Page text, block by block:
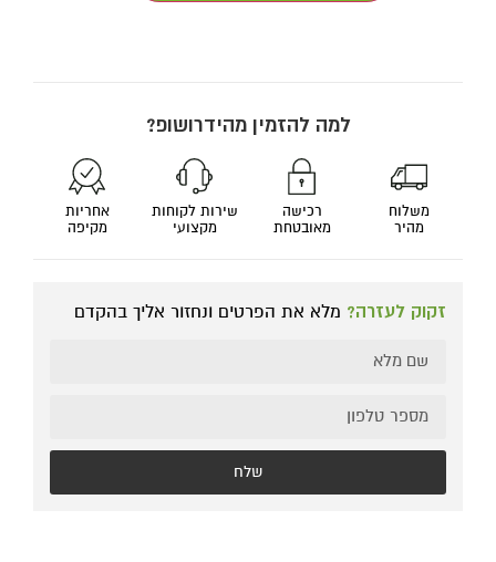
למה להזמין מהידרושופ?
משלוח
מהיר
רכישה
מאובטחת
שירות לקוחות
מקצועי
אחריות
מקיפה
זקוק לעזרה? מלא את הפרטים ונחזור אליך בהקדם
שלח